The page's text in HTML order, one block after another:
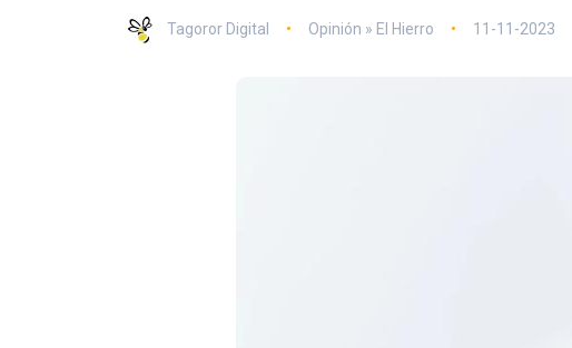
Tagoror Digital Opinión » El Hierro 11-11-2023